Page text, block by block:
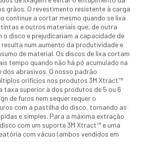
grãos. O revestimento resistente à carga
continue a cortar mesmo quando se lixa
e outros materiais que, de outra
o disco e prejudicariam a capacidade de
resulta num aumento da produtividade e
de material. Os discos de lixa cortam
tempo quando não há pó acumulado na
dos abrasivos. O nosso padrão
orifícios nos produtos 3M Xtract™
taxa superior à dos produtos de 5 ou 6
de furos nem sequer requer o
com a pastilha do disco, tornando as
e simples. Para a máxima extração
com um suporte 3M Xtract™ e uma
com vácuo (ambos vendidos em